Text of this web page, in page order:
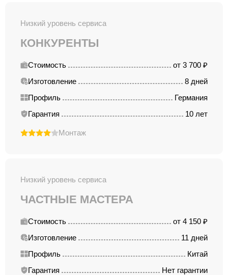
Низкий уровень сервиса
КОНКУРЕНТЫ
Стоимость
от 3 700 ₽
Изготовление
8 дней
Профиль
Германия
Гарантия
10 лет
Монтаж
Низкий уровень сервиса
ЧАСТНЫЕ МАСТЕРА
Стоимость
от 4 150 ₽
Изготовление
11 дней
Профиль
Китай
Гарантия
Нет гарантии